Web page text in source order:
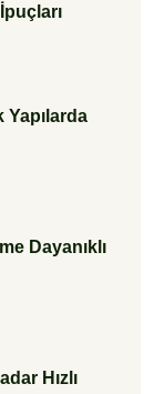
Yapılarda
Dayanıklı
Hızlı